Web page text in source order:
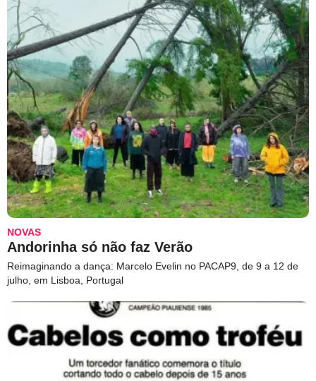
NOVAS
Andorinha só não faz Verão
Reimaginando a dança: Marcelo Evelin no PACAP9, de 9 a 12 de
julho, em Lisboa, Portugal